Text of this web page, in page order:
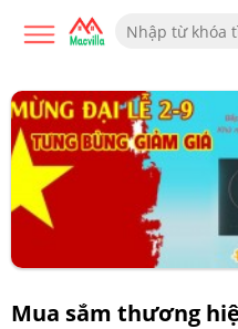
Mua sắm thương